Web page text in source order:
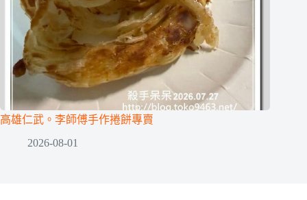
高雄仁武。李師傅手作捲餅專賣
2026-08-01